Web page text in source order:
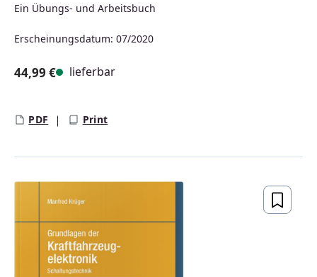
Ein Übungs- und Arbeitsbuch
Erscheinungsdatum: 07/2020
44,99 € lieferbar
PDF Print